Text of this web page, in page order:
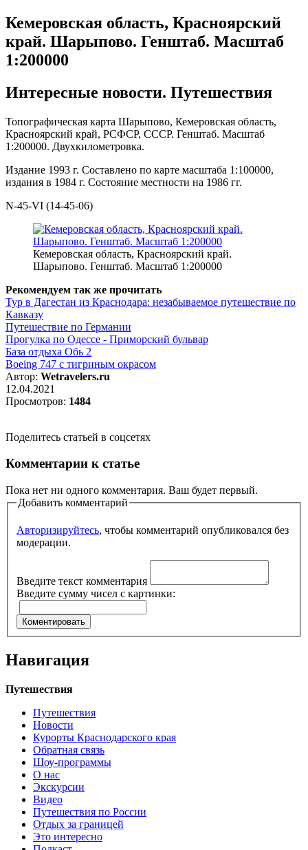
Кемеровская область, Красноярский
край. Шарыпово. Генштаб. Масштаб
1:200000
Интересные новости. Путешествия
Топографическая карта Шарыпово, Кемеровская область,
Красноярский край, РСФСР, СССР. Генштаб. Масштаб
1:200000. Двухкилометровка.
Издание 1993 г. Составлено по карте масштаба 1:100000,
издания в 1984 г. Состояние местности на 1986 гг.
N-45-VI (14-45-06)
Кемеровская область, Красноярский край.
Шарыпово. Генштаб. Масштаб 1:200000
Рекомендуем так же прочитать
Тур в Дагестан из Краснодара: незабываемое путешествие по
Кавказу
Путешествие по Германии
Прогулка по Одессе - Приморский бульвар
База отдыха Обь 2
Boeing 747 c тигриным окрасом
Автор: Wetravelers.ru
12.04.2021
Просмотров: 1484
Поделитесь статьей в соцсетях
Комментарии к статье
Пока нет ни одного комментария. Ваш будет первый.
Добавить комментарий
Авторизируйтесь, чтобы комментарий опубликовался без
модерации.
Введите текст комментария
Введите сумму чисел с картинки:
Навигация
Путешествия
Путешествия
Новости
Курорты Краснодарского края
Обратная связь
Шоу-программы
О нас
Экскурсии
Видео
Путешествия по России
Отдых за границей
Это интересно